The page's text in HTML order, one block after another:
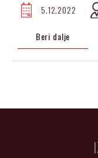
5.12.2022
Beri dalje